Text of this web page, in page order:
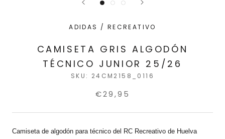
ADIDAS / RECREATIVO
CAMISETA GRIS ALGODÓN
TÉCNICO JUNIOR 25/26
SKU: 24CM2158_0116
€29,95
Camiseta de algodón para técnico del RC Recreativo de Huelva